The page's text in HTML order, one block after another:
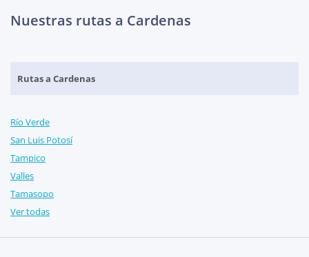
Nuestras rutas a Cardenas
Rutas a Cardenas
Río Verde
San Luis Potosí
Tampico
Valles
Tamasopo
Ver todas